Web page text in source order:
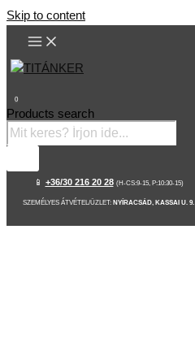
Skip to content
0
Products search
📱 +36/30 216 20 28 (H-CS:9-15, P:10:30-15)
SZEMÉLYES ÁTVÉTEL/ÜZLET: NYÍRACSÁD, KASSAI U. 9.